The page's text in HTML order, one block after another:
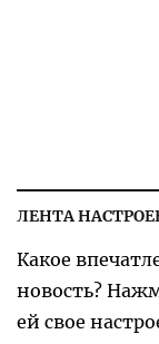
ЛЕНТА
Какое
новость?
ей свое